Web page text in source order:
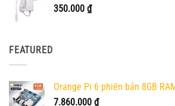
350.000 ₫
FEATURED
Orange Pi 6 phiên bản 8GB
7.860.000 ₫